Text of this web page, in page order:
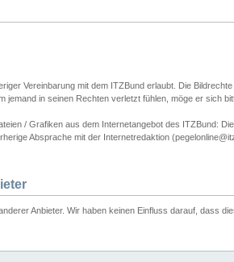
Vereinbarung mit dem ITZBund erlaubt. Die
jemand in seinen Rechten verletzt fühlen, möge er sich
/ Grafiken aus dem Internetangebot des ITZBund:
Absprache mit der Internetredaktion
Anbieter. Wir haben keinen Einfluss darauf, dass